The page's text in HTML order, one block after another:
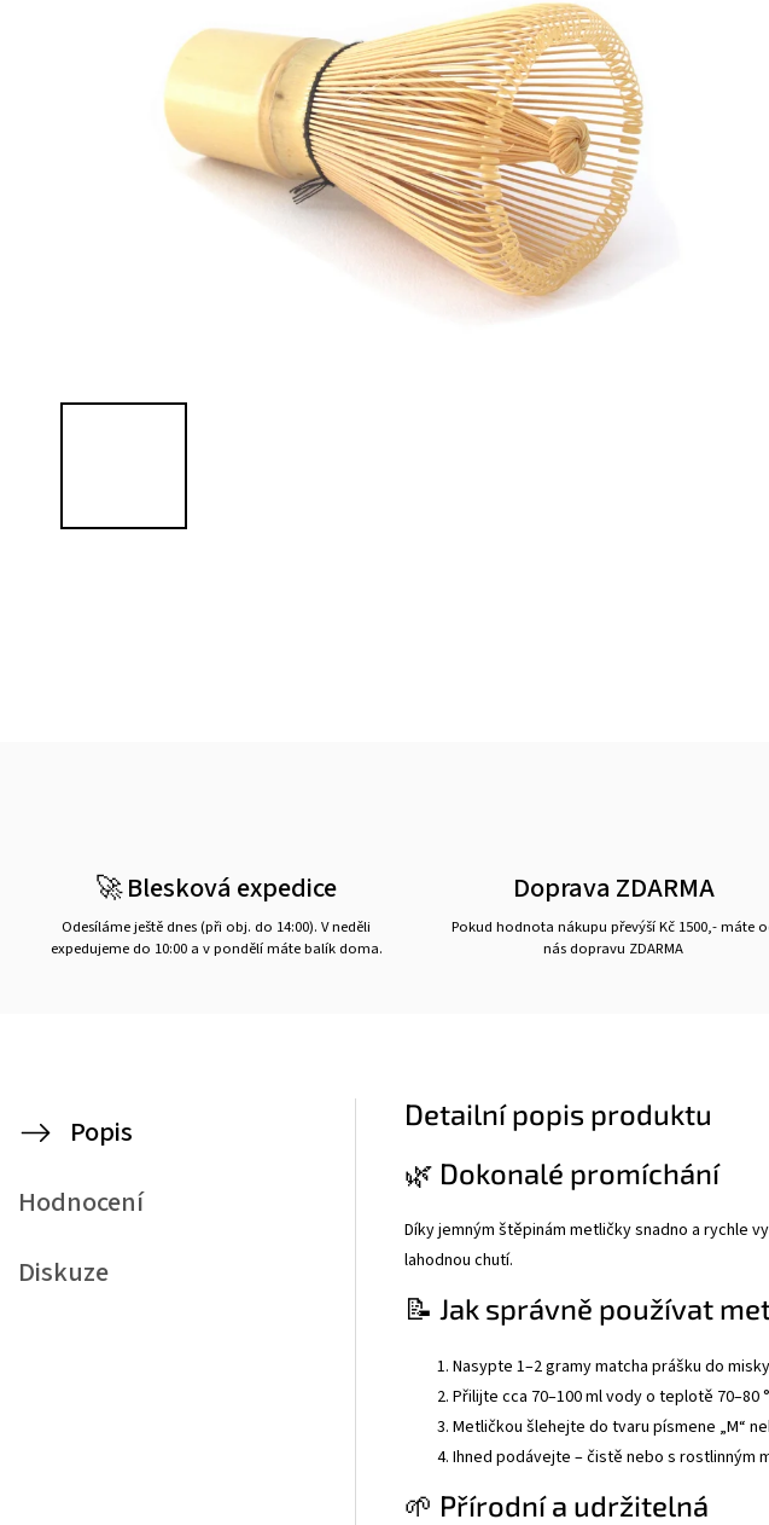
🚀 Blesková expedice
Odesíláme ještě dnes (při obj. do 14:00). V neděli
expedujeme do 10:00 a v pondělí máte balík doma.
Doprava ZDARMA
Pokud hodnota nákupu převýší Kč 1500,- máte
nás dopravu ZDARMA
Popis
Hodnocení
Diskuze
Detailní popis produktu
🌿 Dokonalé promíchání
Díky jemným štěpinám metličky snadno a rychle
lahodnou chutí.
📝 Jak správně používat
Nasypte 1–2 gramy matcha prášku do
Přilijte cca 70–100 ml vody o teplotě 70–80
Metličkou šlehejte do tvaru písmene „M“
Ihned podávejte – čistě nebo s rostlinným
🌱 Přírodní a udržitelná